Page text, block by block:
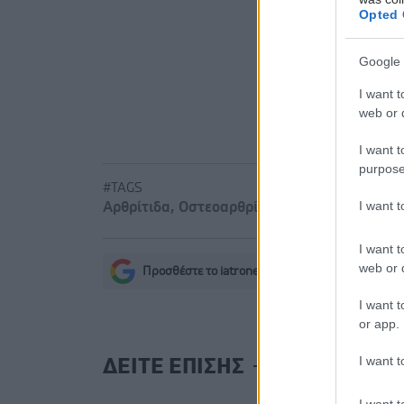
Opted
Google
I want
web or
I want
I want
I want
web or
I want
or app.
I want
νόσων;
#TAGS
Αρθρίτιδα, Οστεοαρθρίτιδα
Προσθέστε το iatronet.gr στο Discover
ΔΕΙΤΕ ΕΠΙΣΗΣ